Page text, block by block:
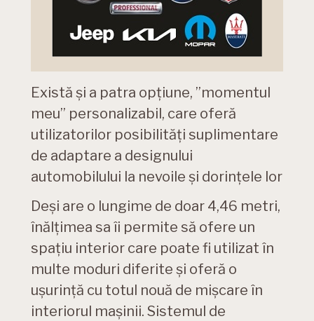
Există şi a patra opţiune, ”momentul
meu” personalizabil, care oferă
utilizatorilor posibilităţi suplimentare
de adaptare a designului
automobilului la nevoile şi dorinţele lor
Deși are o lungime de doar 4,46 metri,
înălţimea sa îi permite să ofere un
spaţiu interior care poate fi utilizat în
multe moduri diferite şi oferă o
uşurinţă cu totul nouă de mişcare în
interiorul maşinii. Sistemul de